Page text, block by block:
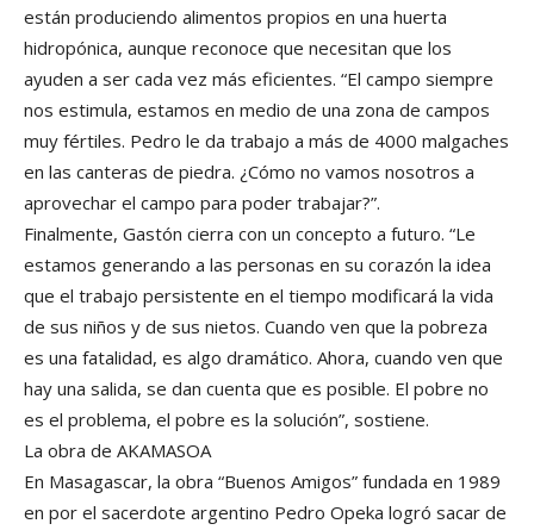
están produciendo alimentos propios en una huerta
hidropónica, aunque reconoce que necesitan que los
ayuden a ser cada vez más eficientes. “El campo siempre
nos estimula, estamos en medio de una zona de campos
muy fértiles. Pedro le da trabajo a más de 4000 malgaches
en las canteras de piedra. ¿Cómo no vamos nosotros a
aprovechar el campo para poder trabajar?”.
Finalmente, Gastón cierra con un concepto a futuro. “Le
estamos generando a las personas en su corazón la idea
que el trabajo persistente en el tiempo modificará la vida
de sus niños y de sus nietos. Cuando ven que la pobreza
es una fatalidad, es algo dramático. Ahora, cuando ven que
hay una salida, se dan cuenta que es posible. El pobre no
es el problema, el pobre es la solución”, sostiene.
La obra de AKAMASOA
En Masagascar, la obra “Buenos Amigos” fundada en 1989
en por el sacerdote argentino Pedro Opeka logró sacar de